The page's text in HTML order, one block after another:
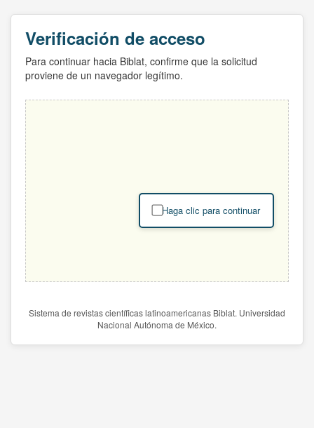
Verificación de acceso
Para continuar hacia Biblat, confirme que la solicitud
proviene de un navegador legítimo.
Haga clic para continuar
Sistema de revistas científicas latinoamericanas Biblat. Universidad
Nacional Autónoma de México.